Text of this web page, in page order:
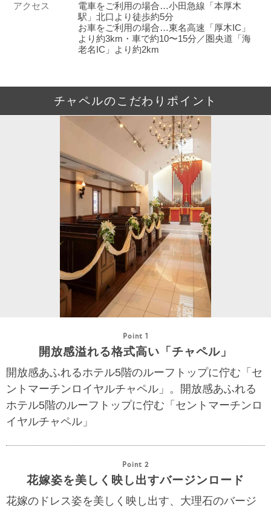
アクセス
電車をご利用の場合…小田急線「本厚木
駅」北口より徒歩約5分
お車をご利用の場合…東名高速「厚木IC」
より約3km・車で約10〜15分／圏央道「海
老名IC」より約2km
チャペルのこだわりポイント
Point 1
開放感溢れる格式高い「チャペル」
開放感あふれるホテル5階のルーフトップに佇む「セ
ントマーチンロイヤルチャペル」。開放感あふれる
ホテル5階のルーフトップに佇む「セントマーチンロ
イヤルチャペル」
Point 2
花嫁姿を美しく映し出すバージンロード
花嫁のドレス姿を美しく映し出す、大理石のバージ